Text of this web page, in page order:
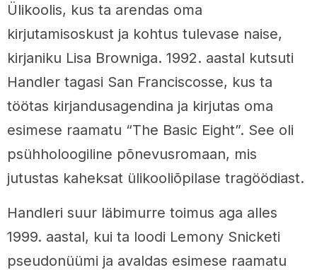
Ülikoolis, kus ta arendas oma
kirjutamisoskust ja kohtus tulevase naise,
kirjaniku Lisa Browniga. 1992. aastal kutsuti
Handler tagasi San Franciscosse, kus ta
töötas kirjandusagendina ja kirjutas oma
esimese raamatu “The Basic Eight”. See oli
psühholoogiline põnevusromaan, mis
jutustas kaheksat ülikooliõpilase tragöödiast.
Handleri suur läbimurre toimus aga alles
1999. aastal, kui ta loodi Lemony Snicketi
pseudonüümi ja avaldas esimese raamatu